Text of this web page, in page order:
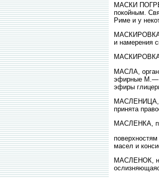
МАСКИ
покойным.
Риме и у
МАСКИРОВКА
и намерения
МАСКИРОВКА,
МАСЛА,
эфирные М.—
эфиры
МАСЛЕНИЦА,
принята
МАСЛЕНКА,
масел и
МАСЛЕНОК,